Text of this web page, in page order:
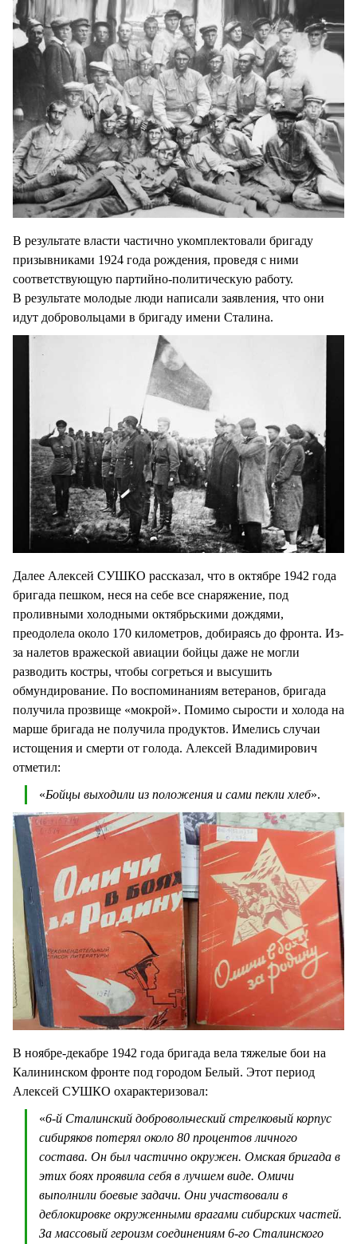
В результате власти частично укомплектовали бригаду
призывниками 1924 года рождения, проведя с ними
соответствующую партийно-политическую работу.
В результате молодые люди написали заявления, что они
идут добровольцами в бригаду имени Сталина.
Далее Алексей СУШКО рассказал, что в октябре 1942 года
бригада пешком, неся на себе все снаряжение, под
проливными холодными октябрьскими дождями,
преодолела около 170 километров, добираясь до фронта. Из-
за налетов вражеской авиации бойцы даже не могли
разводить костры, чтобы согреться и высушить
обмундирование. По воспоминаниям ветеранов, бригада
получила прозвище «мокрой». Помимо сырости и холода на
марше бригада не получила продуктов. Имелись случаи
истощения и смерти от голода. Алексей Владимирович
отметил:
«Бойцы выходили из положения и сами пекли хлеб».
В ноябре-декабре 1942 года бригада вела тяжелые бои на
Калининском фронте под городом Белый. Этот период
Алексей СУШКО охарактеризовал:
«6-й Сталинский добровольческий стрелковый корпус
сибиряков потерял около 80 процентов личного
состава. Он был частично окружен. Омская бригада в
этих боях проявила себя в лучшем виде. Омичи
выполнили боевые задачи. Они участвовали в
деблокировке окруженными врагами сибирских частей.
За массовый героизм соединениям 6-го Сталинского